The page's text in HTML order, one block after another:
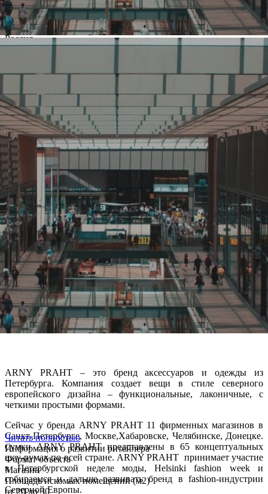
Название:
ARNY PRAHT
Компания создана в стране
Россия
Основной вид деятельности
Ценовая категория
Компания основана
1920
Количество объектов в мире
11
Количество объектов в России
11
Представлены в регионах
Москва
Санкт-Петербург,Хабаровск,Челябинск
Изменить
Наличие франчайзинга
Да
О компании ARNY PRAHT
ARNY PRAHT – это бренд аксессуаров и одежды из
Петербурга. Компания создает вещи в стиле северного
европейского дизайна – функциональные, лаконичные, с
четкими простыми формами.
Сейчас у бренда ARNY PRAHT 11 фирменных магазинов в
Санкт-Петербурге, Москве,Хабаровске, Челябинске, Донецке.
Сумки ARNY PRAHT представлены в 65 концептуальных
шоу-румах по всей стране. ARNY PRAHT принимает участие
в Петербургской неделе моды, Helsinki fashion week и
собираемся и дальше развивать бренд в fashion-индустрии
Северной Европы.
Читать полностью
Информация о развитии ритейлера
Формат объекта
Магазин
Площадь искомых помещений (м2)
от 20 до 30